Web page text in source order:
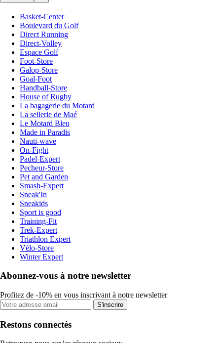
Basket-Center
Boulevard du Golf
Direct Running
Direct-Volley
Espace Golf
Foot-Store
Galop-Store
Goal-Foot
Handball-Store
House of Rugby
La bagagerie du Motard
La sellerie de Maé
Le Motard Bleu
Made in Paradis
Nauti-wave
On-Fight
Padel-Expert
Pecheur-Store
Pet and Garden
Smash-Expert
Sneak'In
Sneakids
Sport is good
Training-Fit
Trek-Expert
Triathlon Expert
Vélo-Store
Winter Expert
Abonnez-vous à notre newsletter
Profitez de -10% en vous inscrivant à notre newsletter
S'inscrire
Restons connectés